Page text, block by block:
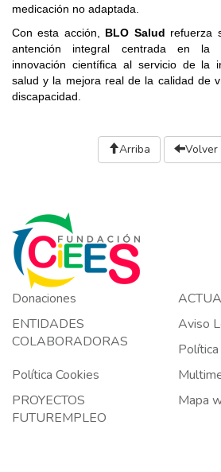
medicación no adaptada.
Con esta acción,
BLO Salud refuerza
antención integral centrada en la
innovación científica al servicio de la
salud y la mejora real de la calidad de
discapacidad.
Arriba Volver
Donaciones
ENTIDADES
COLABORADORAS
Aviso
Política Cookies
PROYECTOS
FUTUREMPLEO
Mapa